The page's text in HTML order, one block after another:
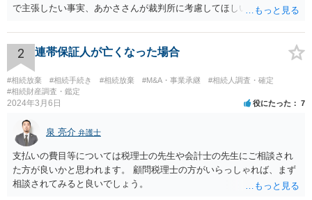
で主張したい事実、あかささんが裁判所に考慮してほしいと思う、亡
ります。 もし、主張したい事実や考慮してほしい事情に関連して
資料を持っているようであれば、主張書面とは別で提出できます。も
し、お姉さんに見られたくないような資料がある場合、「非開示の希
望に関する申出書」と共に提出することも考えられます。 ご質問：書
いた方が良い事と書かない方が良い事 回答： お姉さんが申立書の「申
立ての趣旨」のところに書いている遺産の分け方に対して意見があれ
ば、まずそれを書くとよいです。 次に「申立ての理由」のところに、
なぜ調停を申し立てたのか(例えば、あかささんと話合いが出来ない／
決裂した、など)や亡くなった方・あかささん・お姉さん間の事情やい
きさつなどが書かれていると思うので、あかささんから見てそれは違
うと感じるところは、どのように違うのか、など書くとよいです。 そ
の他、お姉さんの申立書には書かれていないけど、どのように遺産を
2 連帯保証人が亡くなった場合
#相続放棄 #相続手続き #相続放棄 #M&A・事業承継
#相続人調査・確定
#相続財産調査・鑑定
2024年3月6日 役にたった 7
泉 亮介 弁護士
支払いの費目等については税理士の先生や会計士の先生にご相談され
た方が良いかと思われます。 顧問税理士の方がいらっしゃれば、まず
相談されてみると良いでしょう。